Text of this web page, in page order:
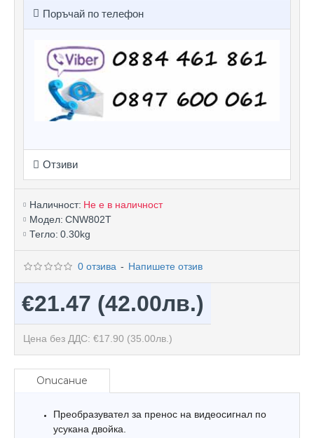
Поръчай по телефон
Отзиви
Наличност: Не е в наличност
Модел: CNW802T
Тегло: 0.30kg
0 отзива - Напишете отзив
€21.47 (42.00лв.)
Цена без ДДС: €17.90 (35.00лв.)
Описание
Преобразувател за пренос на видеосигнал по
усукана двойка.